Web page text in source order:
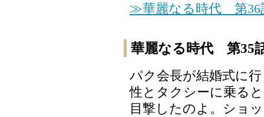
≫華麗なる時代 第36
華麗なる時代 第35
パク会長が結婚式に
性とタクシーに乗る
目撃したのよ。ショ